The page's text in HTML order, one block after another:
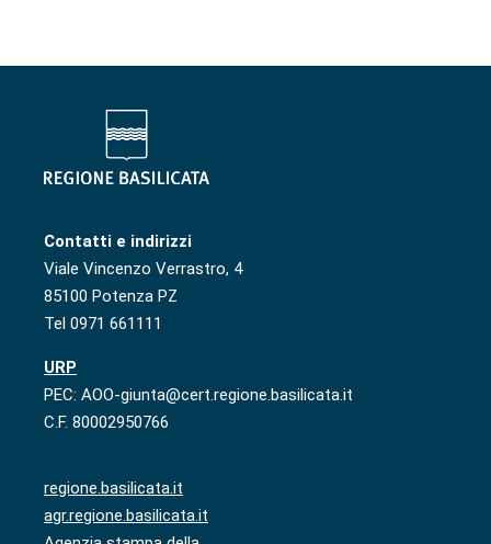
Contatti e indirizzi
Viale Vincenzo Verrastro, 4
85100 Potenza PZ
Tel 0971 661111
URP
PEC: AOO-giunta@cert.regione.basilicata.it
C.F. 80002950766
regione.basilicata.it
agr.regione.basilicata.it